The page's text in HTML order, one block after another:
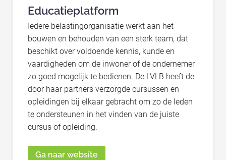
Educatieplatform
Iedere belastingorganisatie werkt aan het
bouwen en behouden van een sterk team, dat
beschikt over voldoende kennis, kunde en
vaardigheden om de inwoner of de ondernemer
zo goed mogelijk te bedienen. De LVLB heeft de
door haar partners verzorgde cursussen en
opleidingen bij elkaar gebracht om zo de leden
te ondersteunen in het vinden van de juiste
cursus of opleiding.
Ga naar website